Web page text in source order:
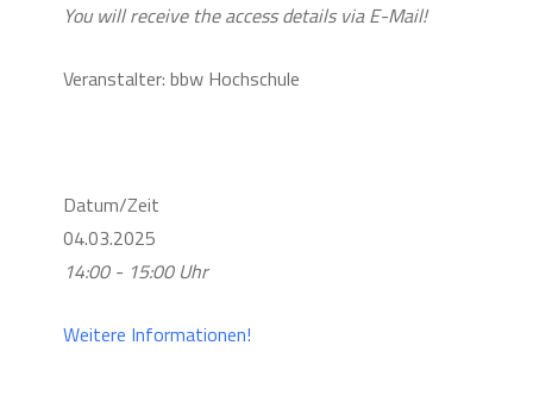
You will receive the access details via E-Mail!
Veranstalter: bbw Hochschule
Datum/Zeit
04.03.2025
14:00 - 15:00 Uhr
Weitere Informationen!